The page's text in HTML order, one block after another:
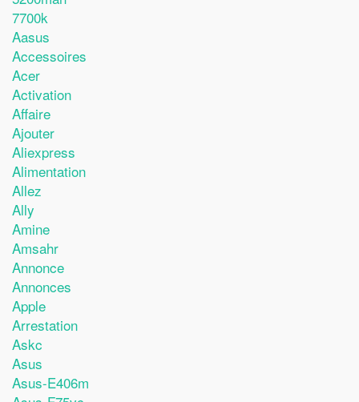
7700k
Aasus
Accessoires
Acer
Activation
Affaire
Ajouter
Aliexpress
Alimentation
Allez
Ally
Amine
Amsahr
Annonce
Annonces
Apple
Arrestation
Askc
Asus
Asus-E406m